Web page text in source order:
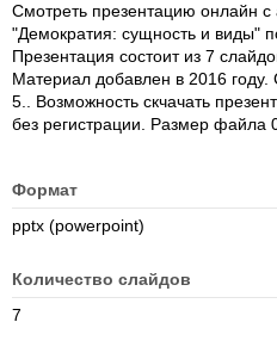
Смотреть презентацию онлайн
"Демократия: сущность и виды"
Презентация состоит из 7
Материал добавлен в 2016
5.. Возможность скчачать
без регистрации. Размер файла
Формат
pptx (powerpoint)
Количество слайдов
7